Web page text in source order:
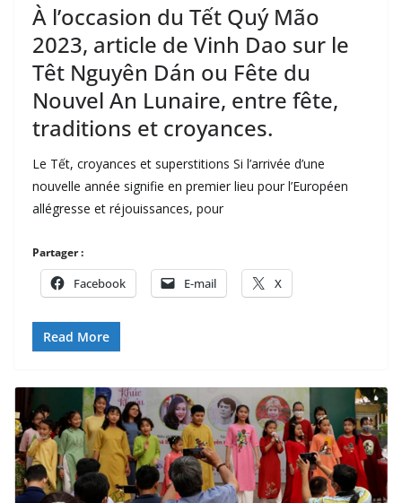
À l’occasion du Tết Quý Mão
2023, article de Vinh Dao sur le
Têt Nguyên Dán ou Fête du
Nouvel An Lunaire, entre fête,
traditions et croyances.
Le Tết, croyances et superstitions Si l’arrivée d’une
nouvelle année signifie en premier lieu pour l’Européen
allégresse et réjouissances, pour
Partager :
Facebook E-mail X
Read More